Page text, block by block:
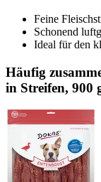
Feine
Schonend
Ideal für den
Häufig
in Streifen, 900